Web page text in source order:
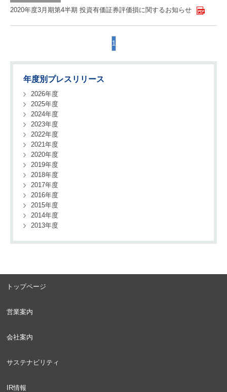
2020年度3月期第4半期 投資有価証券評価損に関するお知らせ
1
年度別プレスリリース
2026年度
2025年度
2024年度
2023年度
2022年度
2021年度
2020年度
2019年度
2018年度
2017年度
2016年度
2015年度
2014年度
2013年度
トップページ
営業案内
会社案内
サステナビリティ
IR情報